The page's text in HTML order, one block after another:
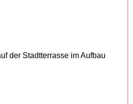
der Stadtterrasse im Aufbau